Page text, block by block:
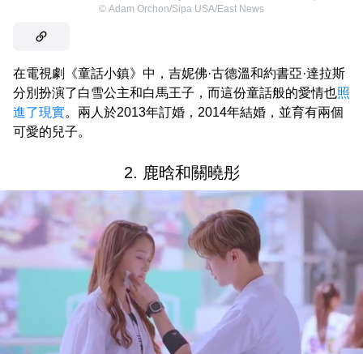
© Adam Orchon/Sipa USA/East News
在電視劇《童話小鎮》中，吉妮佛·古德溫和約書亞·達拉斯
分別扮演了白雪公主和白馬王子，而這份童話般的愛情也照
進了現實。兩人於2013年訂婚，2014年結婚，並育有兩個
可愛的兒子。
2. 鹿晗和關曉彤